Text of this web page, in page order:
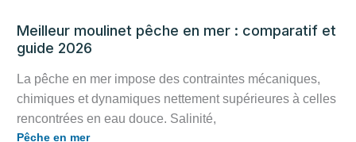
Meilleur moulinet pêche en mer : comparatif et
guide 2026
La pêche en mer impose des contraintes mécaniques,
chimiques et dynamiques nettement supérieures à celles
rencontrées en eau douce. Salinité,
Pêche en mer